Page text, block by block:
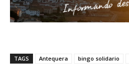
TAGS Antequera bingo solidario